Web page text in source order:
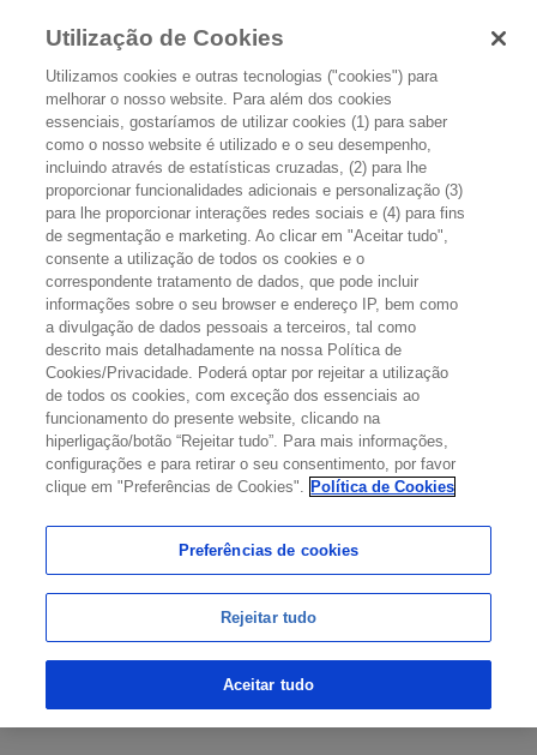
ATIVIDADE FÍSICA
Atividade física é qualquer movimento corporal produzido pelos
músculos esqueléticos que requer gasto de energia. Inclui não
apenas o exercício físico, mas também as atividades de vida diária e
atividades de lazer.
Utilização de Cookies
Utilizamos cookies e outras tecnologias ("cookies") para
melhorar o nosso website. Para além dos cookies
essenciais, gostaríamos de utilizar cookies (1) para saber
como o nosso website é utilizado e o seu desempenho,
incluindo através de estatísticas cruzadas, (2) para lhe
proporcionar funcionalidades adicionais e personalização (3)
para lhe proporcionar interações redes sociais e (4) para fins
de segmentação e marketing. Ao clicar em "Aceitar tudo",
consente a utilização de todos os cookies e o
correspondente tratamento de dados, que pode incluir
informações sobre o seu browser e endereço IP, bem como
a divulgação de dados pessoais a terceiros, tal como
descrito mais detalhadamente na nossa Política de
Cookies/Privacidade. Poderá optar por rejeitar a utilização
de todos os cookies, com exceção dos essenciais ao
funcionamento do presente website, clicando na
hiperligação/botão “Rejeitar tudo”. Para mais informações,
configurações e para retirar o seu consentimento, por favor
clique em "Preferências de Cookies". Política de Cookies
Preferências de cookies
Rejeitar tudo
Aceitar tudo